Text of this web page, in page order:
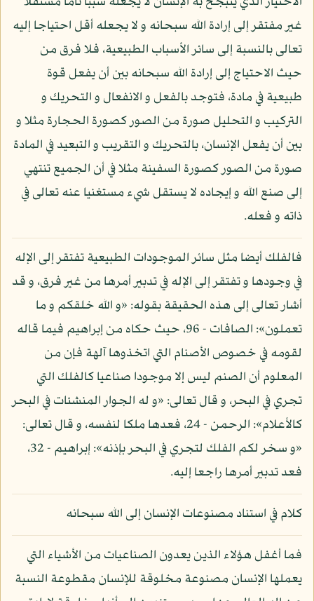
غير مفتقر إلى إرادة الله سبحانه و لا يجعله أقل احتياجا إليه
تعالى بالنسبة إلى سائر الأسباب الطبيعية، فلا فرق من
حيث الاحتياج إلى إرادة الله سبحانه بين أن يفعل قوة
طبيعية في مادة، فتوجد بالفعل و الانفعال و التحريك و
التركيب و التحليل صورة من الصور كصورة الحجارة مثلا و
بين أن يفعل الإنسان، بالتحريك و التقريب و التبعيد في المادة
صورة من الصور كصورة السفينة مثلا في أن الجميع تنتهي
إلى صنع الله و إيجاده لا يستقل شيء مستغنيا عنه تعالى في
ذاته و فعله.
فالفلك أيضا مثل سائر الموجودات الطبيعية تفتقر إلى الإله
في وجودها و تفتقر إلى الإله في تدبير أمرها من غير فرق، و قد
أشار تعالى إلى هذه الحقيقة بقوله: «و الله خلقكم و ما
تعملون»: الصافات - 96، حيث حكاه من إبراهيم فيما قاله
لقومه في خصوص الأصنام التي اتخذوها آلهة فإن من
المعلوم أن الصنم ليس إلا موجودا صناعيا كالفلك التي
تجري في البحر، و قال تعالى: «و له الجوار المنشئات في البحر
كالأعلام»: الرحمن - 24، فعدها ملكا لنفسه، و قال تعالى:
«و سخر لكم الفلك لتجري في البحر بإذنه»: إبراهيم - 32،
فعد تدبير أمرها راجعا إليه.
كلام في استناد مصنوعات الإنسان إلى الله سبحانه
فما أغفل هؤلاء الذين يعدون الصناعيات من الأشياء التي
يعملها الإنسان مصنوعة مخلوقة للإنسان مقطوعة النسبة